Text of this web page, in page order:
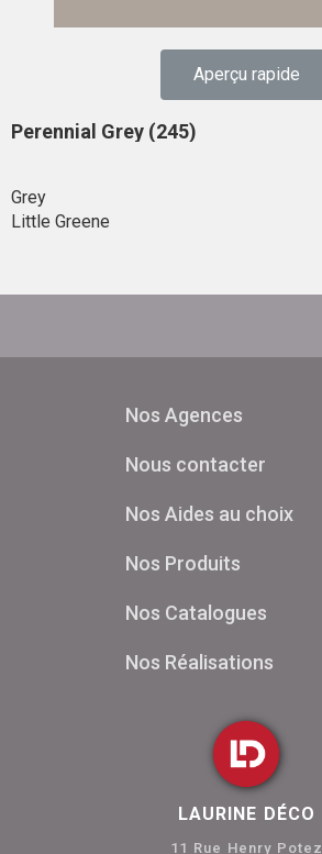
Aperçu rapide
Perennial Grey (245)
Grey
Little Greene
Nos Agences
Nous contacter
Nos Aides au choix
Nos Produits
Nos Catalogues
Nos Réalisations
LAURINE DÉCO
11 Rue Henry Potez